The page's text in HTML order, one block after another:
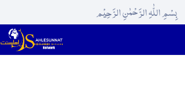
بِسْمِ اللّٰہِ الرَّحْمٰنِ الرَّحِیْم